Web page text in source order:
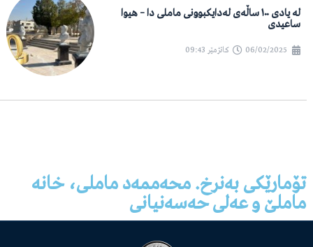
لە یادی ١٠٠ ساڵەی لەدایکبوونی ماملی دا – هیوا
ساعیدی
06/02/2025 کاتژمێر 09:43
تۆمارێکی بەنرخ. محەممەد ماملی، خانە
ماملێ و عەلی حەسەنیانی